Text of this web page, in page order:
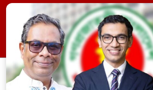
কল্যাণমন্ত্রী এবং সদস্য সচিব
পরিবার কল্যাণ মন্ত্রণালয়ের
স্বাস্থ্য প্রতিমন্ত্রী, বাংলাদেশ
কর্তৃপক্ষ (বিডা)-এর নির্বাহী
জাতীয় […]